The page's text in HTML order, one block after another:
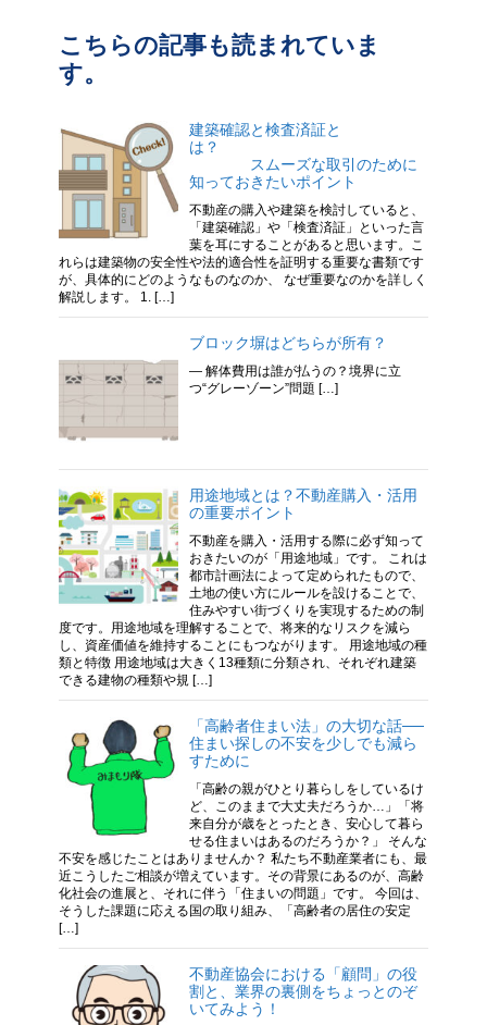
こちらの記事も読まれていま
す。
建築確認と検査済証と
は？
スムーズな取引のために
知っておきたいポイント
不動産の購入や建築を検討していると、
「建築確認」や「検査済証」といった言
葉を耳にすることがあると思います。こ
れらは建築物の安全性や法的適合性を証明する重要な書類です
が、具体的にどのようなものなのか、 なぜ重要なのかを詳しく
解説します。 1. […]
ブロック塀はどちらが所有？
― 解体費用は誰が払うの？境界に立
つ“グレーゾーン”問題 […]
用途地域とは？不動産購入・活用
の重要ポイント
不動産を購入・活用する際に必ず知って
おきたいのが「用途地域」です。 これは
都市計画法によって定められたもので、
土地の使い方にルールを設けることで、
住みやすい街づくりを実現するための制
度です。用途地域を理解することで、将来的なリスクを減ら
し、資産価値を維持することにもつながります。 用途地域の種
類と特徴 用途地域は大きく13種類に分類され、それぞれ建築
できる建物の種類や規 […]
「高齢者住まい法」の大切な話──
住まい探しの不安を少しでも減ら
すために
「高齢の親がひとり暮らしをしているけ
ど、このままで大丈夫だろうか…」「将
来自分が歳をとったとき、安心して暮ら
せる住まいはあるのだろうか？」 そんな
不安を感じたことはありませんか？ 私たち不動産業者にも、最
近こうしたご相談が増えています。その背景にあるのが、高齢
化社会の進展と、それに伴う「住まいの問題」です。 今回は、
そうした課題に応える国の取り組み、「高齢者の居住の安定
[…]
不動産協会における「顧問」の役
割と、業界の裏側をちょっとのぞ
いてみよう！